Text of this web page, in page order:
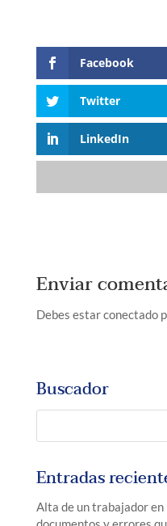
Facebook
Twitter
LinkedIn
Enviar
Debes estar conectado
Buscador
Entradas
Alta de un trabajador en